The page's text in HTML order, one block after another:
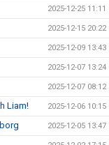
2025-12-25 11:11
2025-12-15 20:22
2025-12-09 13:43
2025-12-07 13:24
2025-12-07 08:12
Liam! 2025-12-06 10:15
2025-12-05 13:47